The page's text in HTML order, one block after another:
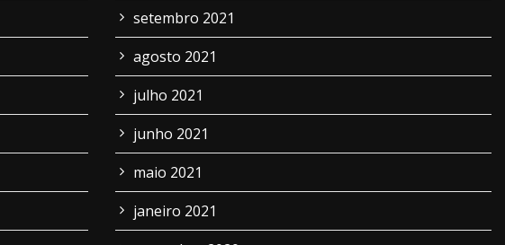
setembro 2021
agosto 2021
julho 2021
junho 2021
maio 2021
janeiro 2021